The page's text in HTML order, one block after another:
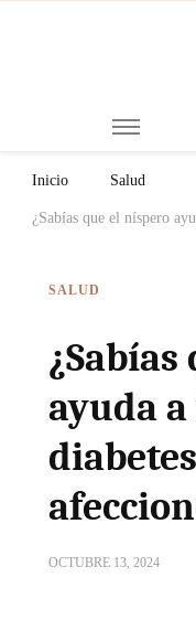
Inicio Salud
¿Sabías que el níspero
SALUD
ayuda
OCTUBRE 13, 2024